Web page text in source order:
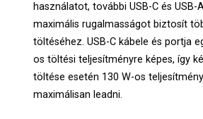
használatot, további USB-C és USB-
maximális rugalmasságot biztosít
töltéséhez. USB-C kábele és portja
os töltési teljesítményre képes, így
töltése esetén 130 W-os
maximálisan leadni.